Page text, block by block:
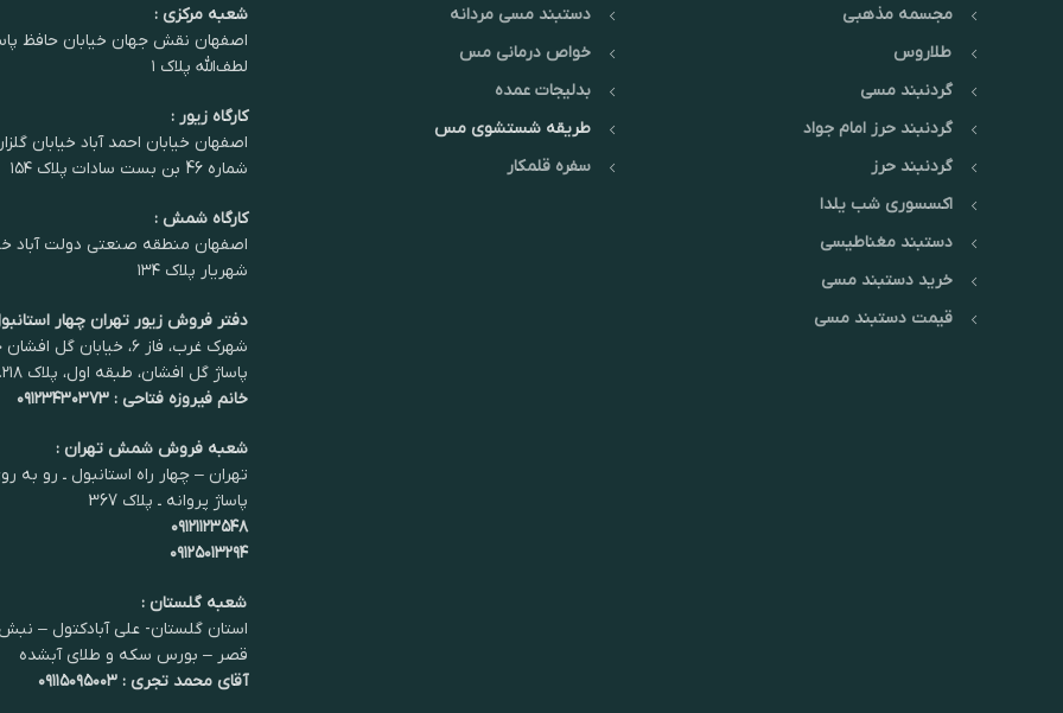
روزانه و هدیه‌ای ماندگار
نخل زیور
زیوری سالم برای همیشه
Healthy jewelry for ever
مجسمه مذهبی
طلاروس
گردنبند مسی
گردنبند حرز امام جواد
گردنبند حرز
اکسسوری شب یلدا
دستبند مغناطیسی
خرید دستبند مسی
قیمت دستبند مسی
دستبند مسی مردانه
خواص درمانی مس
بدلیجات عمده
طریقه شستشوی مس
سفره قلمکار
شعبه مرکزی :
اصفهان نقش جهان خیابان حافظ
لطف‌الله پلاک ۱
کارگاه زیور :
اصفهان خیابان احمد آباد خیابان
شماره 46 بن بست سادات پلاک ۱۵۴
کارگاه شمش :
اصفهان منطقه صنعتی دولت آباد
شهریار پلاک ۱۳۴
دفتر فروش زیور تهران چهار
شهرک غرب، فاز ۶، خیابان گل
پاساژ گل افشان، طبقه اول، پلاک ۲۱۸.
خانم فیروزه فتاحی : ۰۹۱۲۳۴۳۰۳۷۳
شعبه فروش شمش تهران :
تهران – چهار راه استانبول ـ رو به
پاساژ پروانه ـ پلاک 367
۰۹۱۲۱۱۲۳۵۴۸
۰۹۱۲۵۰۱۳۲۹۴
شعبه گلستان :
استان گلستان- علی آبادکتول – نبش
قصر – بورس سکه و طلای آبشده
آقای محمد تجری : ۰۹۱۱۵۰۹۵۰۰۳